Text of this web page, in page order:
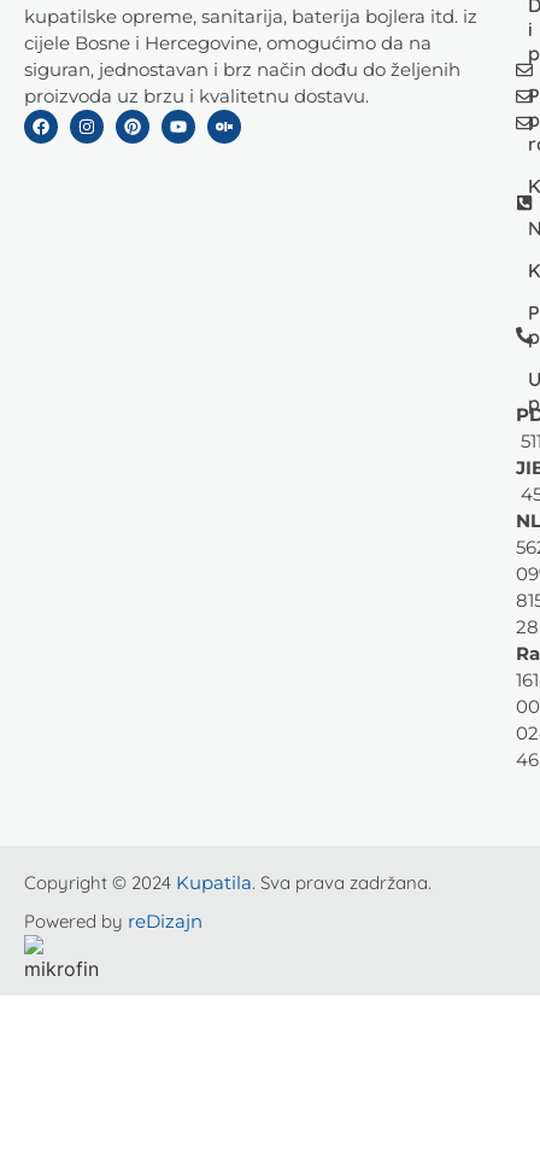
kupatilske opreme, sanitarija, baterija bojlera itd. iz
cijele Bosne i Hercegovine, omogućimo da na
siguran, jednostavan i brz način dođu do željenih
proizvoda uz brzu i kvalitetnu dostavu.
i
28
46
Copyright © 2024 Kupatila. Sva prava zadržana.
Powered by reDizajn